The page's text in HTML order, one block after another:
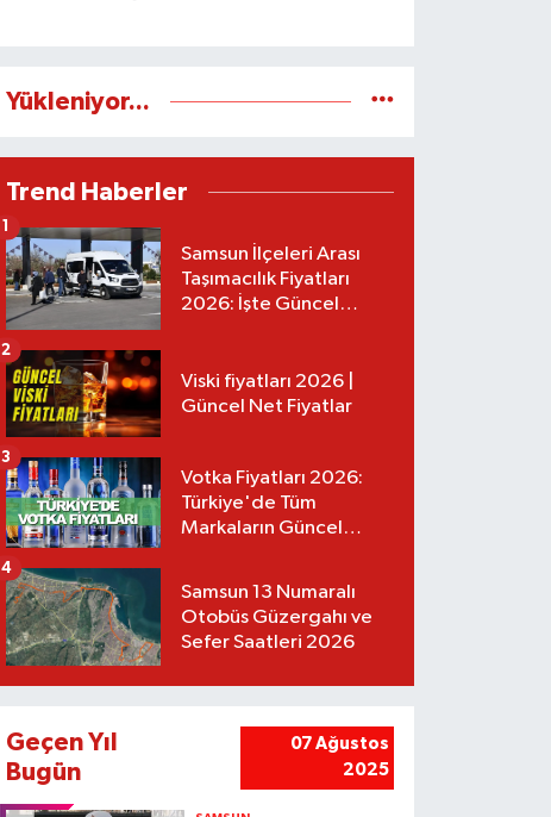
Yükleniyor...
Trend Haberler
Samsun İlçeleri Arası
Taşımacılık Fiyatları
2026: İşte Güncel
1
Viski fiyatları 2026 |
Güncel Net Fiyatlar
2
Votka Fiyatları 2026:
Türkiye'de Tüm
Markaların Güncel
3
Samsun 13 Numaralı
Otobüs Güzergahı ve
Sefer Saatleri 2026
4
Geçen Yıl
Bugün
07 Ağustos
2025